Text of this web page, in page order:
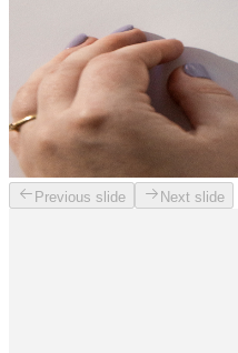
Previous slide Next slide